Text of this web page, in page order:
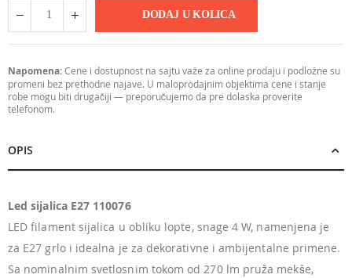
DODAJ U KOLICA
Napomena:Cene i dostupnost na sajtu važe za online prodaju i podložne su
promeni bez prethodne najave. U maloprodajnim objektima cene i stanje
robe mogu biti drugačiji — preporučujemo da pre dolaska proverite
telefonom.
OPIS
Led sijalica E27 110076
LED filament sijalica u obliku lopte, snage 4 W, namenjena je
za E27 grlo i idealna je za dekorativne i ambijentalne primene.
Sa nominalnim svetlosnim tokom od 270 lm pruža mekše,